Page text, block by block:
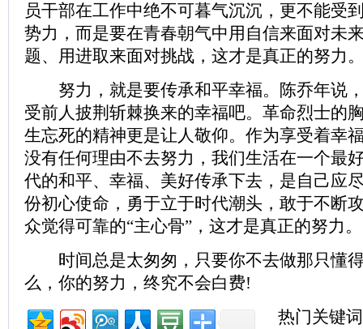
员干部在工作中绝不可暮气沉沉，更不能受
势力，而是要在青春朝气中用自信来面对未
题、用进取来面对挑战，这才是真正的努力
努力，就是要传承和平幸福。陈乔年说
受前人披荆斩棘换来的幸福吧。革命烈士的
生忘死的精神更是让人敬仰。作为享受着幸
没有任何理由不去努力，我们生活在一个最
代的和平、幸福、美好传承下去，是自己应
份初心使命，勇于立于时代潮头，敢于不断
众觉得可靠的“主心骨”，这才是真正的努力。
时间总是太匆匆，只要你不去做那只懂
么，你的努力，终究不会白费!
热门关键